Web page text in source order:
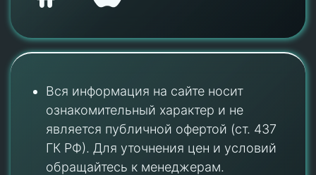
Вся информация на сайте носит
ознакомительный характер и не
является публичной офертой (ст. 437
ГК РФ). Для уточнения цен и условий
обращайтесь к менеджерам.